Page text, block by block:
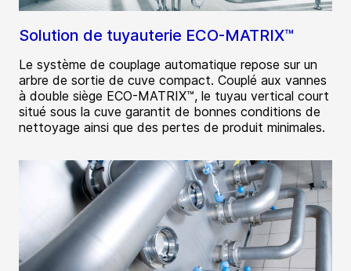
Solution de tuyauterie ECO-MATRIX™
Le système de couplage automatique repose sur un
arbre de sortie de cuve compact. Couplé aux vannes
à double siège ECO-MATRIX™, le tuyau vertical court
situé sous la cuve garantit de bonnes conditions de
nettoyage ainsi que des pertes de produit minimales.